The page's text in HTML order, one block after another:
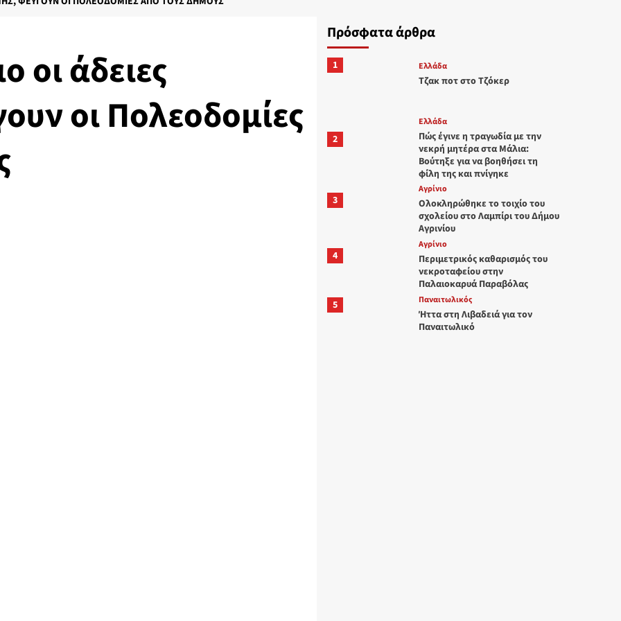
οι άδειες
οι Πολεοδομίες
Πρόσφατα άρθρα
1 Ελλάδα
Τζακ ποτ στο Τζόκερ
2
Ελλάδα
Πώς έγινε η τραγωδία με την
νεκρή μητέρα στα Μάλια:
Βούτηξε για να βοηθήσει τη
φίλη της και πνίγηκε
3
Aγρίνιο
Ολοκληρώθηκε το τοιχίο του
σχολείου στο Λαμπίρι του Δήμου
Αγρινίου
4
Aγρίνιο
Περιμετρικός καθαρισμός του
νεκροταφείου στην
Παλαιοκαρυά Παραβόλας
5
Παναιτωλικός
Ήττα στη Λιβαδειά για τον
Παναιτωλικό